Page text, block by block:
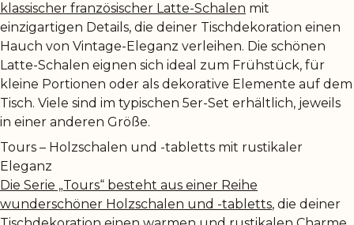
klassischer französischer Latte-Schalen mit
einzigartigen Details, die deiner Tischdekoration einen
Hauch von Vintage-Eleganz verleihen. Die schönen
Latte-Schalen eignen sich ideal zum Frühstück, für
kleine Portionen oder als dekorative Elemente auf dem
Tisch. Viele sind im typischen 5er-Set erhältlich, jeweils
in einer anderen Größe.
Tours – Holzschalen und -tabletts mit rustikaler
Eleganz
Die Serie „Tours“ besteht aus einer Reihe
wunderschöner Holzschalen und -tabletts, die deiner